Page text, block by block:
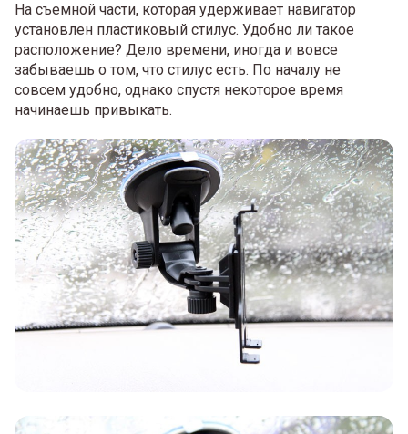
На съемной части, которая удерживает навигатор
установлен пластиковый стилус. Удобно ли такое
расположение? Дело времени, иногда и вовсе
забываешь о том, что стилус есть. По началу не
совсем удобно, однако спустя некоторое время
начинаешь привыкать.